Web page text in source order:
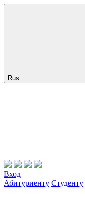
Rus
Вход
Абитуриенту Студенту